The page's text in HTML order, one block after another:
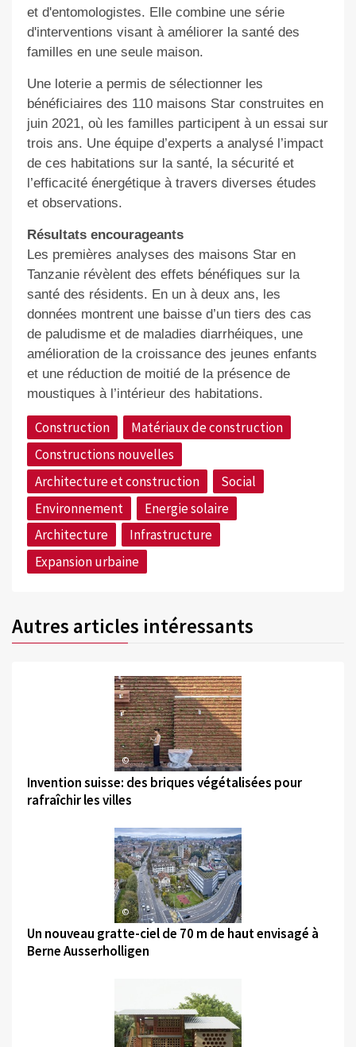
et d'entomologistes. Elle combine une série
d'interventions visant à améliorer la santé des
familles en une seule maison.
Une loterie a permis de sélectionner les
bénéficiaires des 110 maisons Star construites en
juin 2021, où les familles participent à un essai sur
trois ans. Une équipe d’experts a analysé l’impact
de ces habitations sur la santé, la sécurité et
l’efficacité énergétique à travers diverses études
et observations.
Résultats encourageants
Les premières analyses des maisons Star en
Tanzanie révèlent des effets bénéfiques sur la
santé des résidents. En un à deux ans, les
données montrent une baisse d’un tiers des cas
de paludisme et de maladies diarrhéiques, une
amélioration de la croissance des jeunes enfants
et une réduction de moitié de la présence de
moustiques à l’intérieur des habitations.
Construction
Matériaux de construction
Constructions nouvelles
Architecture et construction
Social
Environnement
Energie solaire
Architecture
Infrastructure
Expansion urbaine
Autres articles intéressants
©
Invention suisse: des briques végétalisées pour
rafraîchir les villes
©
Un nouveau gratte-ciel de 70 m de haut envisagé à
Berne Ausserholligen